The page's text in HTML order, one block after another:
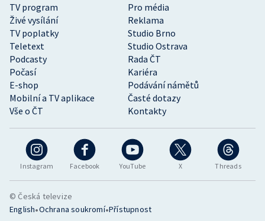
Instagram Facebook YouTube X Threads
TV program
Pro média
Živé vysílání
Reklama
TV poplatky
Studio Brno
Teletext
Studio Ostrava
Podcasty
Rada ČT
Počasí
Kariéra
E-shop
Podávání námětů
Mobilní a TV aplikace
Časté dotazy
Vše o ČT
Kontakty
© Česká televize
English•Ochrana soukromí•Přístupnost